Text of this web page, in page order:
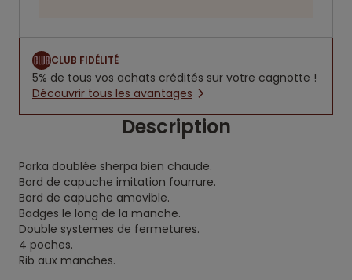
CLUB FIDÉLITÉ
5% de tous vos achats crédités sur votre cagnotte !
Découvrir tous les avantages
Description
Parka doublée sherpa bien chaude.
Bord de capuche imitation fourrure.
Bord de capuche amovible.
Badges le long de la manche.
Double systemes de fermetures.
4 poches.
Rib aux manches.